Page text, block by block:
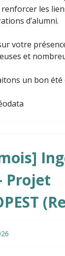
les
d’alumni.
votre
et
un bon
Projet